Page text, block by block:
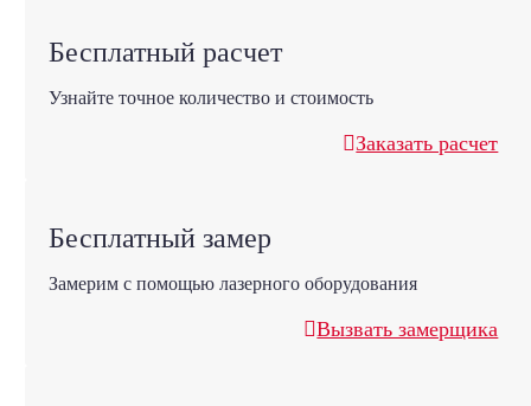
Бесплатный расчет
Узнайте точное количество и стоимость
Заказать расчет
Бесплатный замер
Замерим с помощью лазерного оборудования
Вызвать замерщика